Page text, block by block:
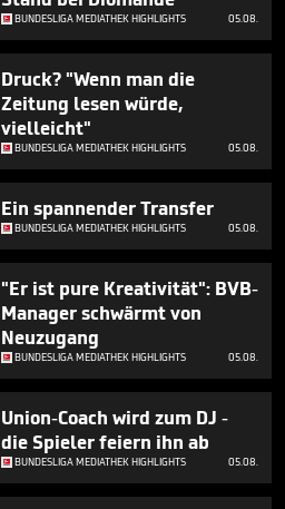
BUNDESLIGA MEDIATHEK HIGHLIGHTS 05.08.
Druck? "Wenn man die
Zeitung lesen würde,
vielleicht"
BUNDESLIGA MEDIATHEK HIGHLIGHTS 05.08.
Ein spannender Transfer
BUNDESLIGA MEDIATHEK HIGHLIGHTS 05.08.
"Er ist pure Kreativität": BVB-
Manager schwärmt von
Neuzugang
BUNDESLIGA MEDIATHEK HIGHLIGHTS 05.08.
Union-Coach wird zum DJ -
die Spieler feiern ihn ab
BUNDESLIGA MEDIATHEK HIGHLIGHTS 05.08.